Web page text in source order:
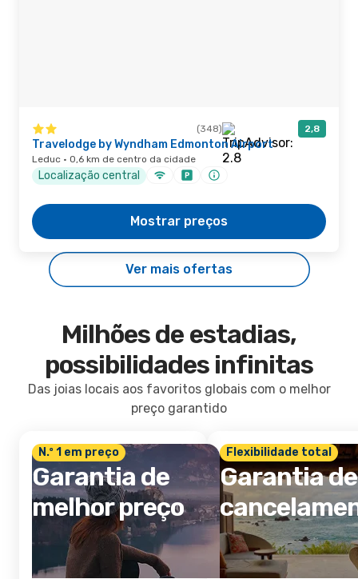
(348) 2,8
Travelodge by Wyndham Edmonton Airport
Leduc · 0,6 km de centro da cidade
Localização central
Mostrar preços
Ver mais ofertas
Milhões de estadias,
possibilidades infinitas
Das joias locais aos favoritos globais com o melhor
preço garantido
N.º 1 em preço
Garantia de
melhor preço
Flexibilidade total
Garantia de